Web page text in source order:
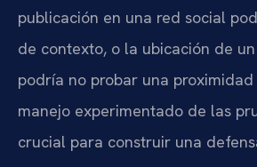
publicación en una red social
de contexto, o la ubicación de
podría no probar una
manejo experimentado de las
crucial para construir una